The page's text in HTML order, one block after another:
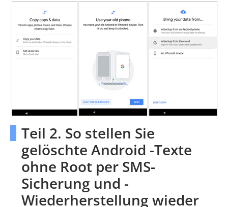
Teil 2. So stellen Sie
gelöschte Android -Texte
ohne Root per SMS-
Sicherung und -
Wiederherstellung wieder